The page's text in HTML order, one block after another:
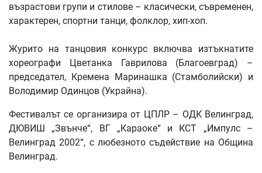
възрастови групи и стилове – класически, съвременен,
характерен, спортни танци, фолклор, хип-хоп.
Журито на танцовия конкурс включва изтъкнатите
хореографи Цветанка Гаврилова (Благоевград) –
председател, Кремена Маринашка (Стамболийски) и
Володимир Одинцов (Украйна).
Фестивалът се организира от ЦПЛР – ОДК Велинград,
ДЮВИШ „Звънче“, ВГ „Караоке“ и КСТ „Импулс –
Велинград 2002“, с любезното съдействие на Община
Велинград.